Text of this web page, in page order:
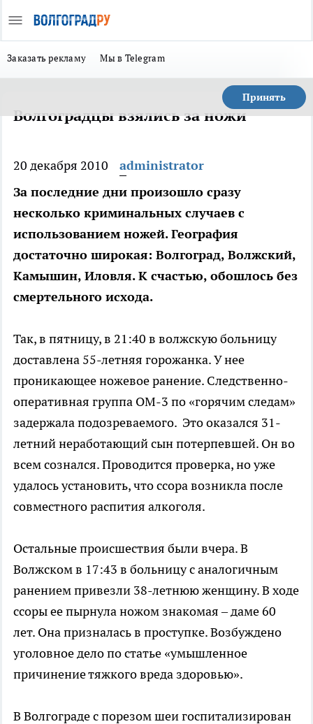
Заказать рекламу Мы в Telegram
Принять
Волгоградцы взялись за ножи
20 декабря 2010
administrator
За последние дни произошло сразу
несколько криминальных случаев с
использованием ножей. География
достаточно широкая: Волгоград, Волжский,
Камышин, Иловля. К счастью, обошлось без
смертельного исхода.
Так, в пятницу, в 21:40 в волжскую больницу
доставлена 55-летняя горожанка. У нее
проникающее ножевое ранение. Следственно-
оперативная группа ОМ-3 по «горячим следам»
задержала подозреваемого. Это оказался 31-
летний неработающий сын потерпевшей. Он во
всем сознался. Проводится проверка, но уже
удалось установить, что ссора возникла после
совместного распития алкоголя.
Остальные происшествия были вчера. В
Волжском в 17:43 в больницу с аналогичным
ранением привезли 38-летнюю женщину. В ходе
ссоры ее пырнула ножом знакомая – даме 60
лет. Она призналась в проступке. Возбуждено
уголовное дело по статье «умышленное
причинение тяжкого вреда здоровью».
В Волгограде с порезом шеи госпитализирован